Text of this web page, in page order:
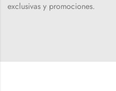
exclusivas y promociones.